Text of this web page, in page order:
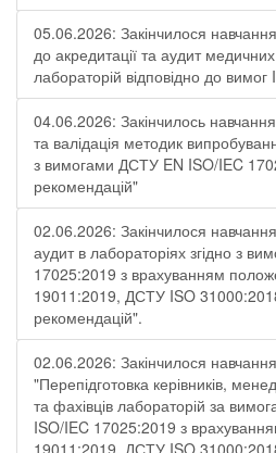
05.06.2026: Закінчилося
до акредитації та аудит медичних
лабораторій відповідно до
04.06.2026: Закінчилось
та валідація методик
з вимогами ДСТУ EN ISO/IEC
рекомендацій"
02.06.2026: Закінчилося
аудит в лабораторіях згідно з
17025:2019 з врахуванням
19011:2019, ДСТУ ISO
рекомендацій".
02.06.2026: Закінчилося
"Перепідготовка керівників,
та фахівців лабораторій за
ISO/IEC 17025:2019 з
19011:2019, ДСТУ ISO